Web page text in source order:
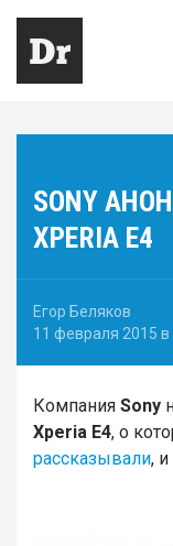
SONY
XPERIA E4
Егор Беляков
11 февраля 2015 в
Компания Sony
Xperia E4, о
рассказывали,